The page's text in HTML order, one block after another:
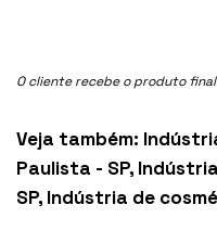
O cliente recebe o produto
Veja também:
Paulista - SP,
SP, Indústria de